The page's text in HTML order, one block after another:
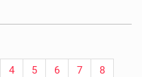
4 5 6 7
8